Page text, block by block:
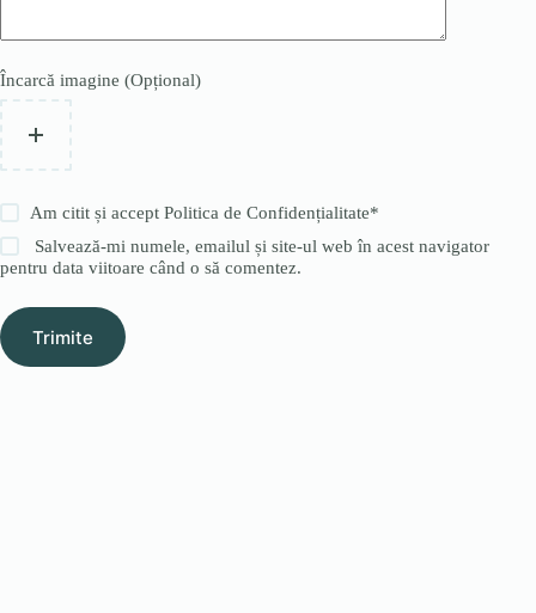
Încarcă imagine (Opțional)
Am citit și acceptPolitica de Confidențialitate*
Salvează-mi numele, emailul și site-ul web în acest navigator
pentru data viitoare când o să comentez.
Trimite